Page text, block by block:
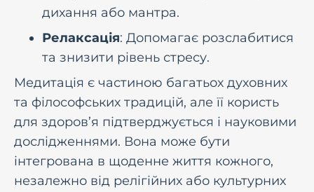
дихання або мантра.
Релаксація: Допомагає розслабитися
та знизити рівень стресу.
Медитація є частиною багатьох духовних
та філософських традицій, але її користь
для здоров’я підтверджується і науковими
дослідженнями. Вона може бути
інтегрована в щоденне життя кожного,
незалежно від релігійних або культурних